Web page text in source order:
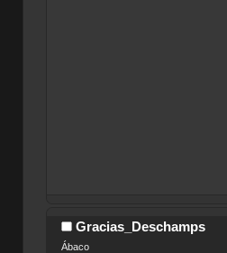
Gracias_Deschamps
Ábaco